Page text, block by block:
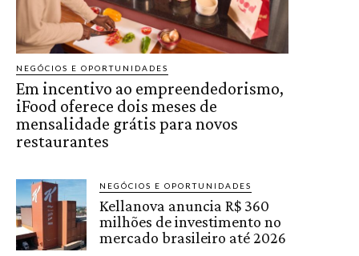
NEGÓCIOS E OPORTUNIDADES
Em incentivo ao empreendedorismo,
iFood oferece dois meses de
mensalidade grátis para novos
restaurantes
NEGÓCIOS E OPORTUNIDADES
Kellanova anuncia R$ 360
milhões de investimento no
mercado brasileiro até 2026